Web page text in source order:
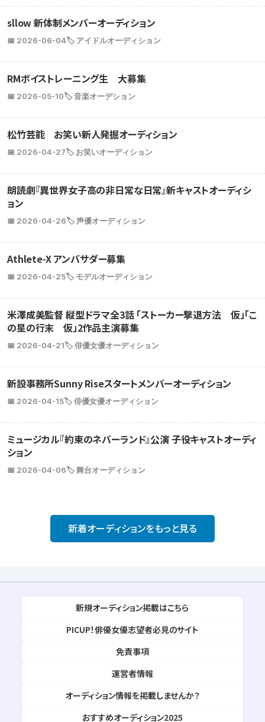
sllow 新体制メンバーオーディション
📅 2026-06-04🏷️ アイドルオーディション
RMボイストレーニング生 大募集
📅 2026-05-10🏷️ 音楽オーデション
松竹芸能 お笑い新人発掘オーディション
📅 2026-04-27🏷️ お笑いオーディション
朗読劇『異世界女子高の非日常な日常』新キャストオーディシ
ョン
📅 2026-04-26🏷️ 声優オーディション
Athlete-X アンバサダー募集
📅 2026-04-25🏷️ モデルオーディション
米澤成美監督 縦型ドラマ全3話 「ストーカー撃退方法 仮」「こ
の星の行末 仮」2作品主演募集
📅 2026-04-21🏷️ 俳優女優オーディション
新設事務所Sunny Riseスタートメンバーオーディション
📅 2026-04-15🏷️ 俳優女優オーディション
ミュージカル『約束のネバーランド』公演 子役キャストオーディ
ション
📅 2026-04-06🏷️ 舞台オーディション
新着オーディションをもっと見る
新規オーディション掲載はこちら
PICUP！俳優女優志望者必見のサイト
免責事項
運営者情報
オーディション情報を掲載しませんか？
おすすめオーディション2025